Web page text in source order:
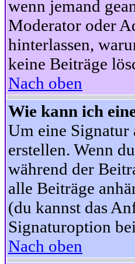
wenn jemand
Moderator oder
hinterlassen,
keine Beiträge
Nach oben
Wie kann ich
Um eine Signatur
erstellen. Wenn
während der
alle Beiträge
(du kannst das
Signaturoption
Nach oben